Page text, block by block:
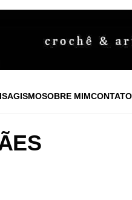
SOBRE MIMCONTATO